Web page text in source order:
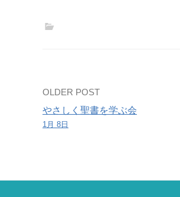
Post
navigation
OLDER POST
やさしく聖書を学ぶ会
1月 8日